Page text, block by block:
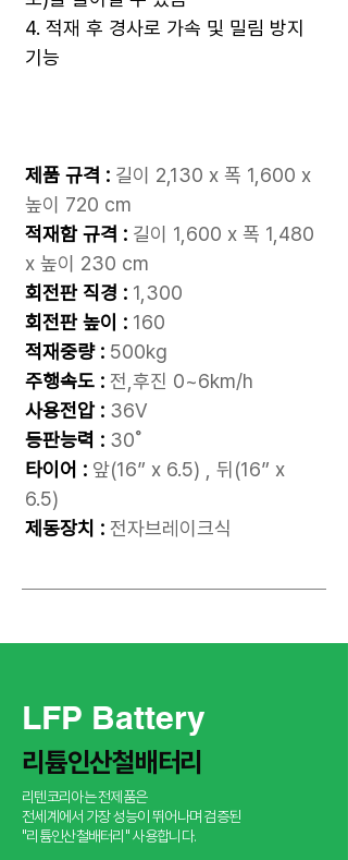
4. 적재 후 경사로 가속 및 밀림 방지
기능
제품 규격 : 길이 2,130 x 폭 1,600 x
높이 720 cm
적재함 규격 : 길이 1,600 x 폭 1,480
x 높이 230 cm
회전판 직경 : 1,300
회전판 높이 : 160
적재중량 : 500kg
주행속도 : 전,후진 0~6km/h
사용전압 : 36V
등판능력 : 30˚
타이어 : 앞(16” x 6.5) , 뒤(16” x
6.5)
제동장치 : 전자브레이크식
LFP Battery
​리튬인산철배터리
리텐코리아는 전제품은
​전세계에서 가장 성능이 뛰어나며 검증된
"리튬인산철배터리" 사용합니다.